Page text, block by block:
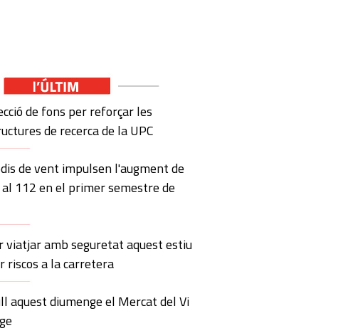
de fons per reforçar les
de recerca de la UPC
de vent impulsen l'augment de
112 en el primer semestre de
viatjar amb seguretat aquest estiu
riscos a la carretera
aquest diumenge el Mercat del Vi